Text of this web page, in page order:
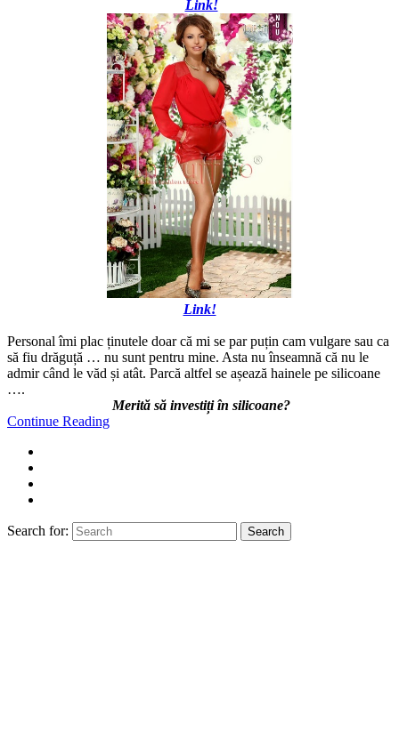
Link!
Link!
Personal îmi plac ținutele doar că mi se par puțin cam vulgare sau ca
să fiu drăguță … nu sunt pentru mine. Asta nu înseamnă că nu le
admir când le văd și atât. Parcă altfel se așează hainele pe silicoane
….
Merită să investiți în silicoane?
Continue Reading
Search for: Search